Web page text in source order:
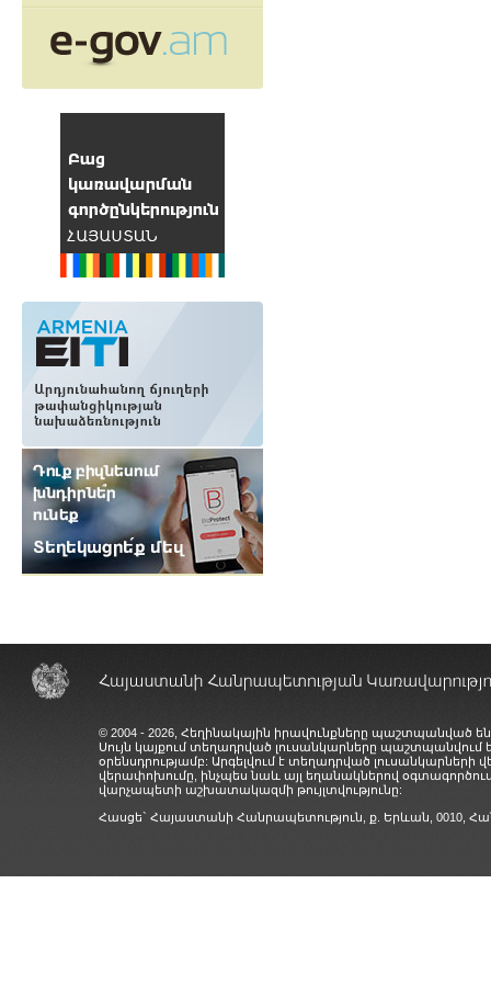
© 2004 - 2026, Հեղինակային իրավունքները պաշտպանված
Սույն կայքում տեղադրված լուսանկարները
օրենսդրությամբ: Արգելվում է տեղադրված
վերափոխումը, ինչպես նաև այլ եղանակներով
վարչապետի աշխատակազմի թույլտվությունը:
Հասցե` Հայաստանի Հանրապետություն, ք. Երևան, 0010,